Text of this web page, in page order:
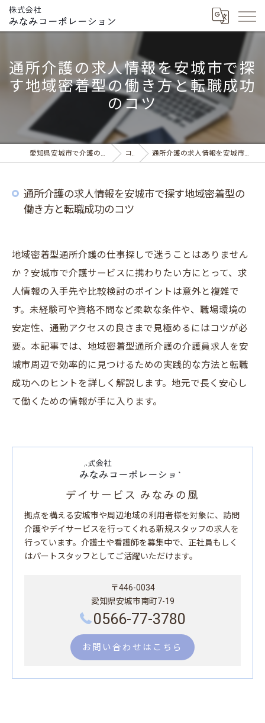
通所介護の求人情報を安城市で探
す地域密着型の働き方と転職成功
のコツ
愛知県安城市で介護の求人ならデイサービス みなみの風 コラム 通所介護の求人情報を安城市で探す地域密着型の働き方と転職成功のコツ
通所介護の求人情報を安城市で探す地域密着型の
働き方と転職成功のコツ
地域密着型通所介護の仕事探しで迷うことはありません
か？安城市で介護サービスに携わりたい方にとって、求
人情報の入手先や比較検討のポイントは意外と複雑で
す。未経験可や資格不問など柔軟な条件や、職場環境の
安定性、通勤アクセスの良さまで見極めるにはコツが必
要。本記事では、地域密着型通所介護の介護員求人を安
城市周辺で効率的に見つけるための実践的な方法と転職
成功へのヒントを詳しく解説します。地元で長く安心し
て働くための情報が手に入ります。
デイサービス みなみの風
拠点を構える安城市や周辺地域の利用者様を対象に、訪問
介護やデイサービスを行ってくれる新規スタッフの求人を
行っています。介護士や看護師を募集中で、正社員もしく
はパートスタッフとしてご活躍いただけます。
〒446-0034
愛知県安城市南町7-19
0566-77-3780
お問い合わせはこちら